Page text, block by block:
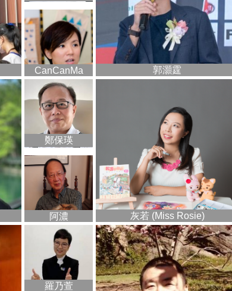
CanCanMa 郭灝霆
鄭保瑛
阿濃 灰若 (Miss Rosie)
羅乃萱